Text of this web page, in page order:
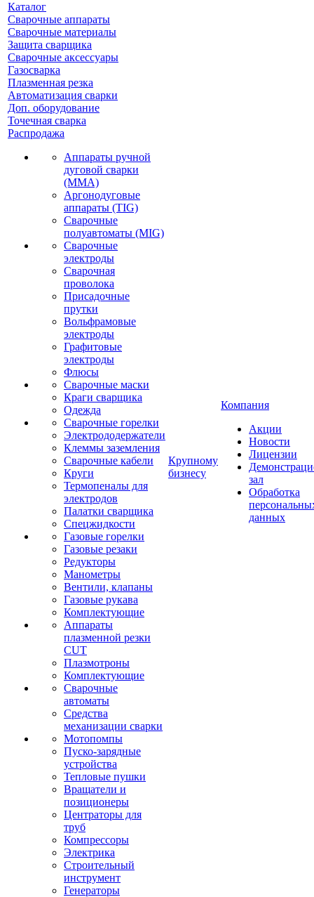
Каталог
Сварочные аппараты
Сварочные материалы
Защита сварщика
Сварочные аксессуары
Газосварка
Плазменная резка
Автоматизация сварки
Доп. оборудование
Точечная сварка
Распродажа
Аппараты ручной
дуговой сварки
(MMA)
Аргонодуговые
аппараты (TIG)
Сварочные
полуавтоматы (MIG)
Сварочные
электроды
Сварочная
проволока
Присадочные
прутки
Вольфрамовые
электроды
Графитовые
электроды
Флюсы
Сварочные маски
Краги сварщика
Одежда
Сварочные горелки
Электрододержатели
Клеммы заземления
Сварочные кабели
Круги
Термопеналы для
электродов
Палатки сварщика
Спецжидкости
Газовые горелки
Газовые резаки
Редукторы
Манометры
Вентили, клапаны
Газовые рукава
Комплектующие
Аппараты
плазменной резки
CUT
Плазмотроны
Комплектующие
Сварочные
автоматы
Средства
механизации сварки
Мотопомпы
Пуско-зарядные
устройства
Тепловые пушки
Вращатели и
позиционеры
Центраторы для
труб
Компрессоры
Электрика
Строительный
инструмент
Генераторы
Крупному
бизнесу
Компания
Акции
Новости
Лицензии
зал
Обработка
данных